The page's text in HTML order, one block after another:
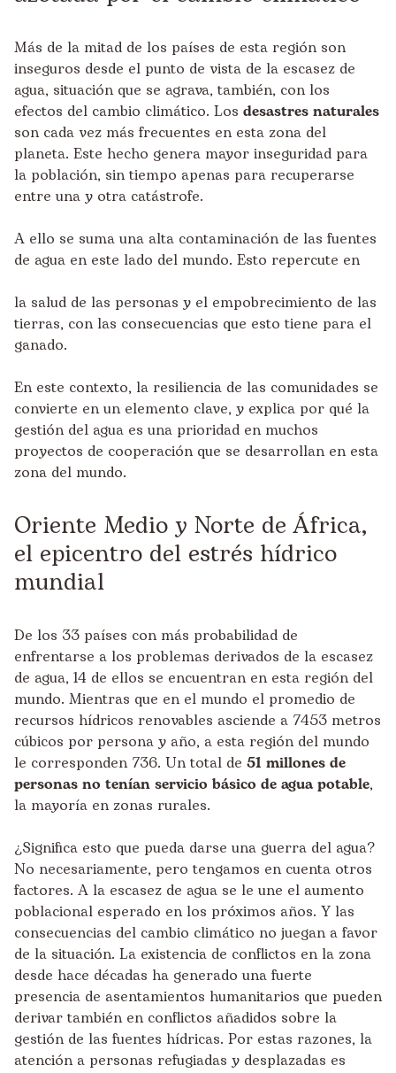
Más de la mitad de los países de esta región son
inseguros desde el punto de vista de la escasez de
agua, situación que se agrava, también, con los
efectos del cambio climático. Los desastres naturales
son cada vez más frecuentes en esta zona del
planeta. Este hecho genera mayor inseguridad para
la población, sin tiempo apenas para recuperarse
entre una y otra catástrofe.
A ello se suma una alta contaminación de las fuentes
de agua en este lado del mundo. Esto repercute en
la salud de las personas y el empobrecimiento de las
tierras, con las consecuencias que esto tiene para el
ganado.
En este contexto, la resiliencia de las comunidades se
convierte en un elemento clave, y explica por qué la
gestión del agua es una prioridad en muchos
proyectos de cooperación que se desarrollan en esta
zona del mundo.
Oriente Medio y Norte de África,
el epicentro del estrés hídrico
mundial
De los 33 países con más probabilidad de
enfrentarse a los problemas derivados de la escasez
de agua, 14 de ellos se encuentran en esta región del
mundo. Mientras que en el mundo el promedio de
recursos hídricos renovables asciende a 7453 metros
cúbicos por persona y año, a esta región del mundo
le corresponden 736. Un total de 51 millones de
personas no tenían servicio básico de agua potable,
la mayoría en zonas rurales.
¿Significa esto que pueda darse una guerra del agua?
No necesariamente, pero tengamos en cuenta otros
factores. A la escasez de agua se le une el aumento
poblacional esperado en los próximos años. Y las
consecuencias del cambio climático no juegan a favor
de la situación. La existencia de conflictos en la zona
desde hace décadas ha generado una fuerte
presencia de asentamientos humanitarios que pueden
derivar también en conflictos añadidos sobre la
gestión de las fuentes hídricas. Por estas razones, la
atención a personas refugiadas y desplazadas es